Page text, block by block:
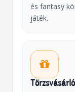
és fantasy
játék.